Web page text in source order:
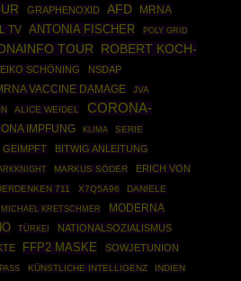
GRAPHENOXID AFD
MRNA
TV ANTONIA FISCHER
POLY GRID
TOUR
ROBERT KOCH-
SCHÖNING NSDAP
VACCINE DAMAGE
JVA
ALICE WEIDEL
CORONA-
IMPFUNG KLIMA SERIE
GEIMPFT BITWIG ANLEITUNG
MARKUS SÖDER
ERICH VON
711 X7Q5A96
DANIELE
MICHAEL KRETSCHMER MODERNA
TÜRKEI NATIONALSOZIALISMUS
FFP2 MASKE SOWJETUNION
KÜNSTLICHE INTELLIGENZ
INDIEN